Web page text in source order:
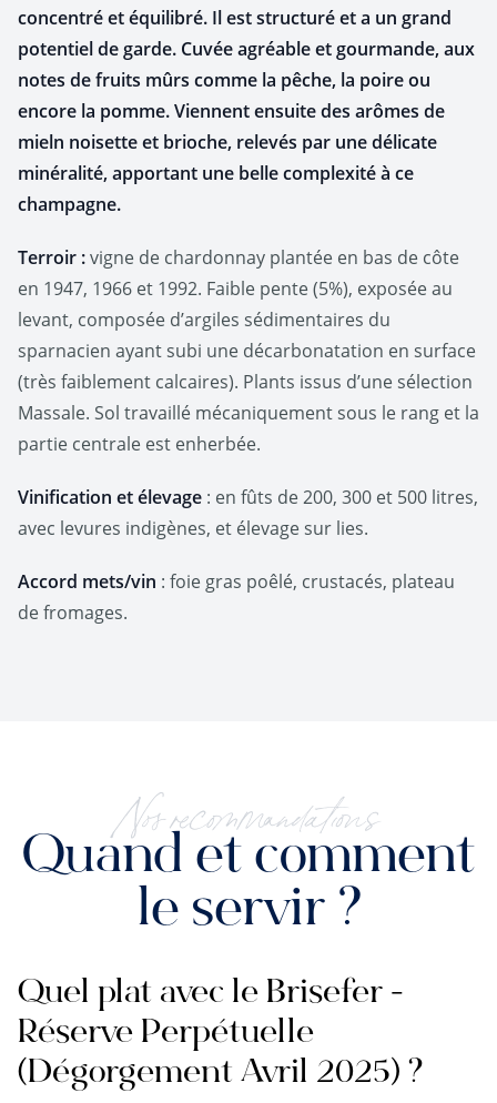
concentré et équilibré. Il est structuré et a un grand
potentiel de garde. Cuvée agréable et gourmande, aux
notes de fruits mûrs comme la pêche, la poire ou
encore la pomme. Viennent ensuite des arômes de
mieln noisette et brioche, relevés par une délicate
minéralité, apportant une belle complexité à ce
champagne.
Terroir :vigne de chardonnay plantée en bas de côte
en 1947, 1966 et 1992. Faible pente (5%), exposée au
levant, composée d’argiles sédimentaires du
sparnacien ayant subi une décarbonatation en surface
(très faiblement calcaires). Plants issus d’une sélection
Massale. Sol travaillé mécaniquement sous le rang et la
partie centrale est enherbée.
Vinification et élevage : en fûts de 200, 300 et 500 litres,
avec levures indigènes, et élevage sur lies.
Accord mets/vin : foie gras poêlé, crustacés, plateau
de fromages.
Nos recommandations
Quand et comment
le servir ?
Quel plat avec le Brisefer -
Réserve Perpétuelle
(Dégorgement Avril 2025) ?